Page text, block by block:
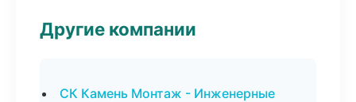
Другие компании
СК Камень Монтаж - Инженерные